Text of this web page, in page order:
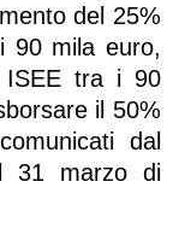
del 25%
90 mila euro,
ISEE tra i 90
il 50%
dal
31 marzo di